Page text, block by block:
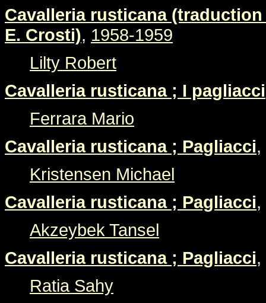
Cavalleria rusticana
E. Crosti), 1958-1959
Lilty Robert
Cavalleria rusticana ; I pagliacci
Ferrara Mario
Cavalleria rusticana ; Pagliacci,
Kristensen Michael
Cavalleria rusticana ; Pagliacci,
Akzeybek Tansel
Cavalleria rusticana ; Pagliacci,
Ratia Sahy